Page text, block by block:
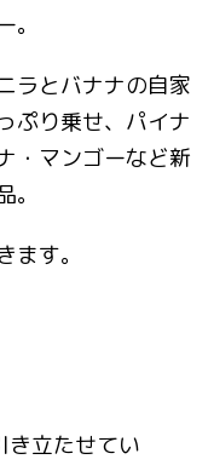
ラとバナナの自家
ぷり乗せ、パイナ
・マンゴーなど新
す。
き立たせてい